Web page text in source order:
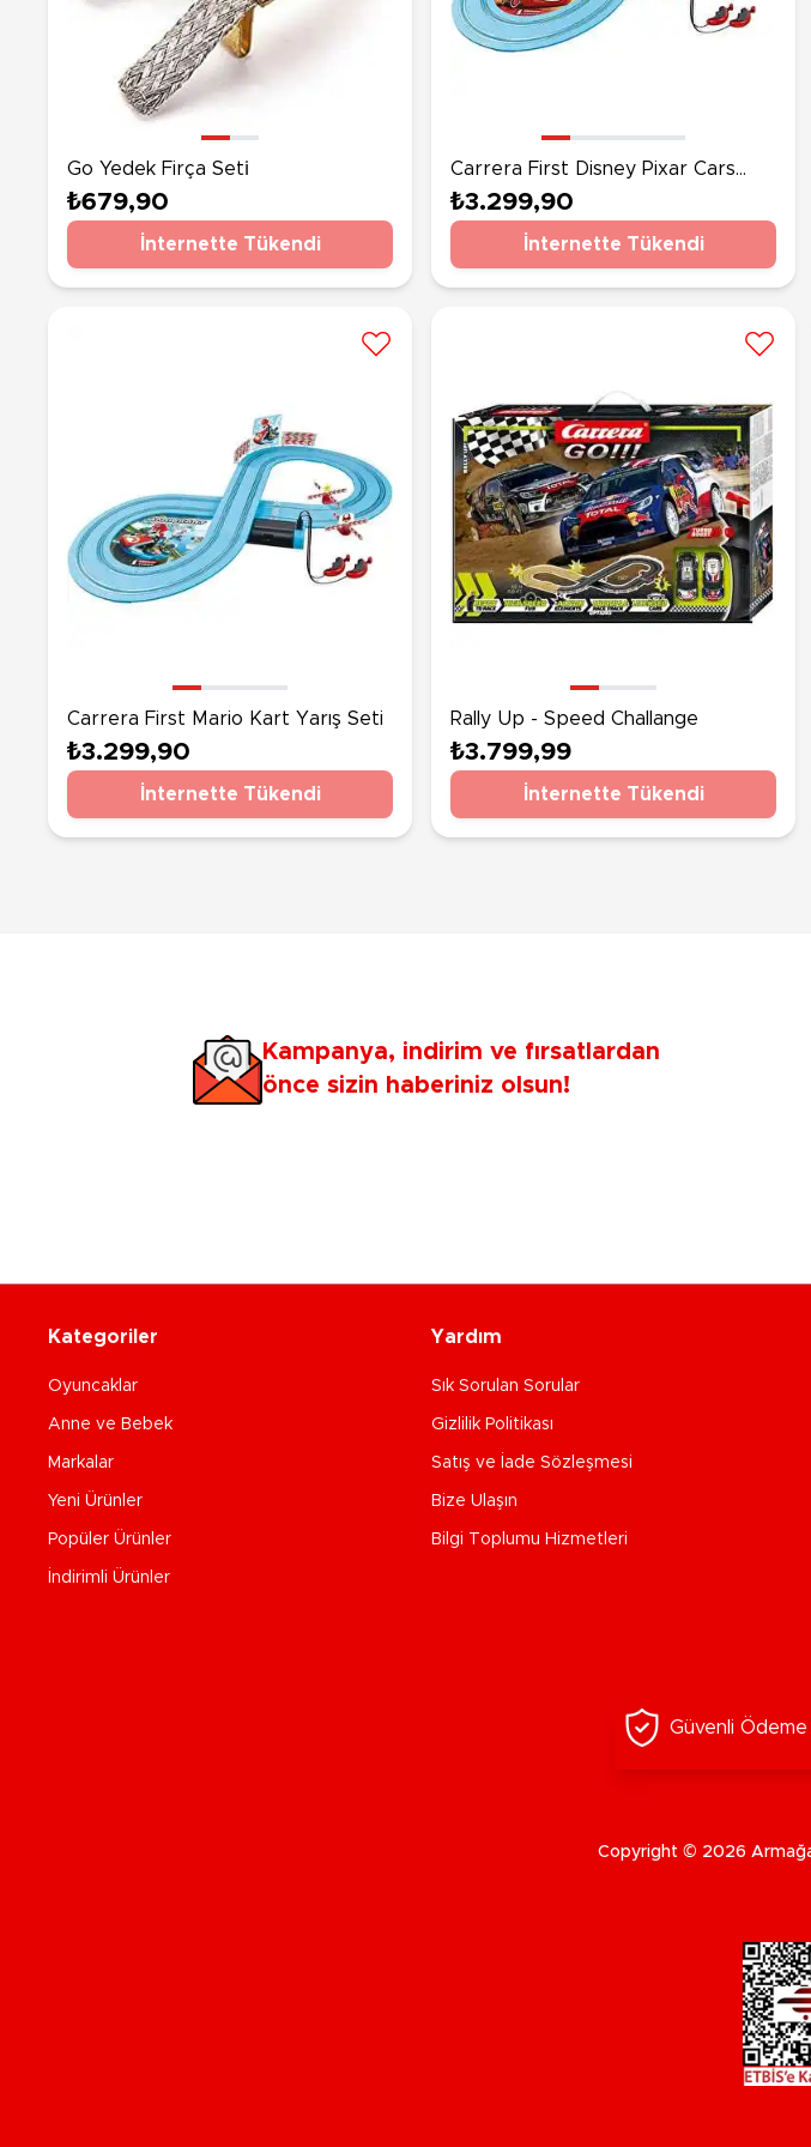
Go Yedek Firça Seti̇
₺679,90
İnternette Tükendi
Carrera First Disney Pixar Cars
Race Of Friends Seti
₺3.299,90
İnternette Tükendi
Carrera First Mario Kart Yarış Seti
₺3.299,90
İnternette Tükendi
Rally Up - Speed Challange
₺3.799,99
İnternette Tükendi
Kampanya, indirim ve fırsatlardan
önce sizin haberiniz olsun!
Kategoriler
Oyuncaklar
Anne ve Bebek
Markalar
Yeni Ürünler
Popüler Ürünler
İndirimli Ürünler
Yardım
Sık Sorulan Sorular
Gizlilik Politikası
Satış ve İade Sözleşmesi
Bize Ulaşın
Bilgi Toplumu Hizmetleri
Güvenli Ödeme
Copyright © 2026